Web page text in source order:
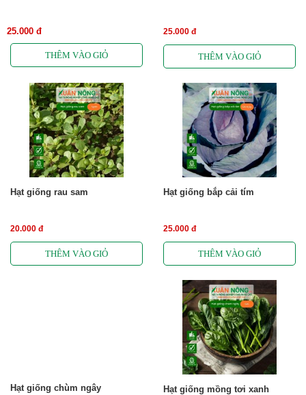
25.000 đ 25.000 đ
Hạt giống rau sam
20.000 đ
Hạt giống bắp cải tím
25.000 đ
Hạt giống chùm ngây Hạt giống mồng tơi xanh